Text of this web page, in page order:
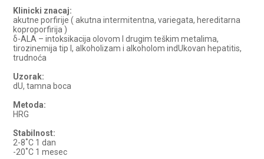
Klinicki znacaj:
akutne porfirije ( akutna intermitentna, variegata, hereditarna
koproporfirija )
δ-ALA – intoksikacija olovom I drugim teškim metalima,
tirozinemija tip I, alkoholizam i alkoholom indUkovan hepatitis,
trudnoća
Uzorak:
dU, tamna boca
Metoda:
HRG
Stabilnost:
2-8˚C 1 dan
-20˚C 1 mesec